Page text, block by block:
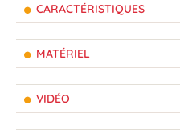
CARACTÉRISTIQUES
MATÉRIEL
VIDÉO